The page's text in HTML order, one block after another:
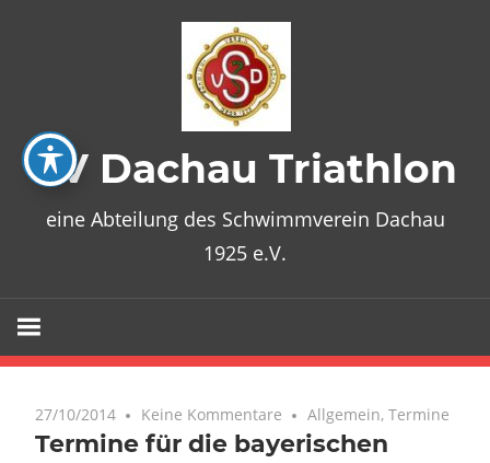
SV Dachau Triathlon
eine Abteilung des Schwimmverein Dachau
1925 e.V.
27/10/2014 Keine Kommentare Allgemein,Termine
Termine für die bayerischen